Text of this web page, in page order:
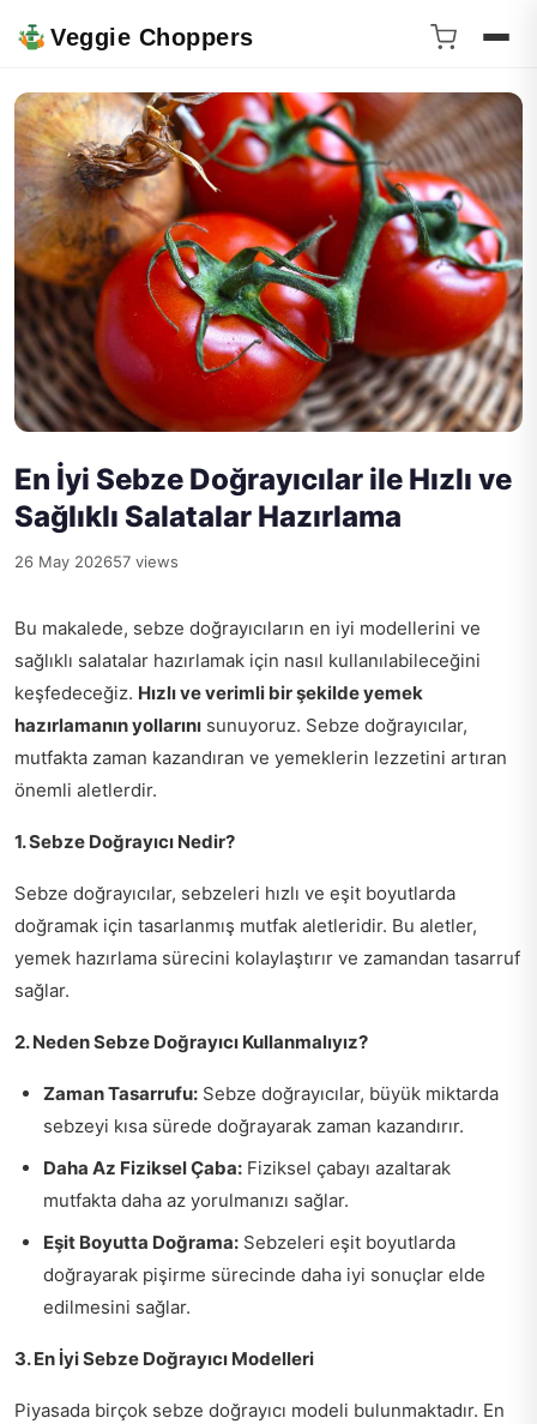
Veggie Choppers
En İyi Sebze Doğrayıcılar ile Hızlı ve
Sağlıklı Salatalar Hazırlama
26 May 202657 views
Bu makalede, sebze doğrayıcıların en iyi modellerini ve
sağlıklı salatalar hazırlamak için nasıl kullanılabileceğini
keşfedeceğiz. Hızlı ve verimli bir şekilde yemek
hazırlamanın yollarını sunuyoruz. Sebze doğrayıcılar,
mutfakta zaman kazandıran ve yemeklerin lezzetini artıran
önemli aletlerdir.
1. Sebze Doğrayıcı Nedir?
Sebze doğrayıcılar, sebzeleri hızlı ve eşit boyutlarda
doğramak için tasarlanmış mutfak aletleridir. Bu aletler,
yemek hazırlama sürecini kolaylaştırır ve zamandan tasarruf
sağlar.
2. Neden Sebze Doğrayıcı Kullanmalıyız?
Zaman Tasarrufu: Sebze doğrayıcılar, büyük miktarda
sebzeyi kısa sürede doğrayarak zaman kazandırır.
Daha Az Fiziksel Çaba: Fiziksel çabayı azaltarak
mutfakta daha az yorulmanızı sağlar.
Eşit Boyutta Doğrama: Sebzeleri eşit boyutlarda
doğrayarak pişirme sürecinde daha iyi sonuçlar elde
edilmesini sağlar.
3. En İyi Sebze Doğrayıcı Modelleri
Piyasada birçok sebze doğrayıcı modeli bulunmaktadır. En